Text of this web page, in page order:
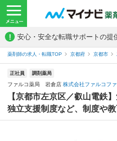
! 安心・安全な転職サポートの提
薬剤師の求人・転職TOP 京都府 京都市
正社員 調剤薬局
ファルコ薬局 岩倉店 株式会社ファルコフ
【京都市左京区／叡山電鉄
独立支援制度など、制度や